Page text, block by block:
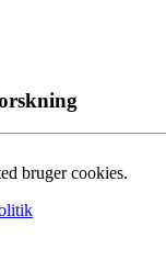
bruger cookies.